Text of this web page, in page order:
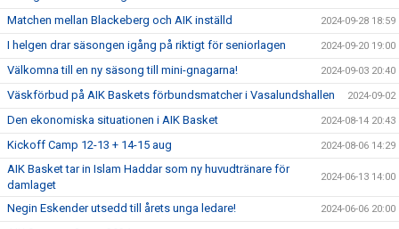
Matchen mellan Blackeberg och AIK inställd 2024-09-28 18:59
I helgen drar säsongen igång på riktigt för seniorlagen 2024-09-20 19:00
Välkomna till en ny säsong till mini-gnagarna! 2024-09-03 20:40
Väskförbud på AIK Baskets förbundsmatcher i Vasalundshallen 2024-09-02
Den ekonomiska situationen i AIK Basket 2024-08-14 20:43
Kickoff Camp 12-13 + 14-15 aug 2024-08-06 14:29
AIK Basket tar in Islam Haddar som ny huvudtränare för
damlaget
2024-06-13 14:00
Negin Eskender utsedd till årets unga ledare! 2024-06-06 20:00